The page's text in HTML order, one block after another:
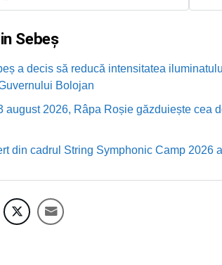
Sebeș
a decis să reducă intensitatea
Bolojan
august 2026, Râpa Roșie găzduiește cea
din cadrul String Symphonic Camp 2026